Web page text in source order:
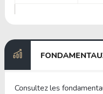
Consultez les